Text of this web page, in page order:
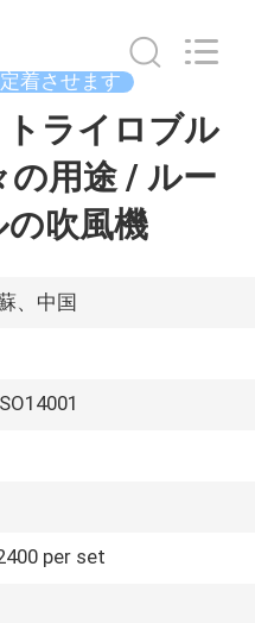
着させます
トライロブル
の用途 / ルー
吹風機
、中国
per set